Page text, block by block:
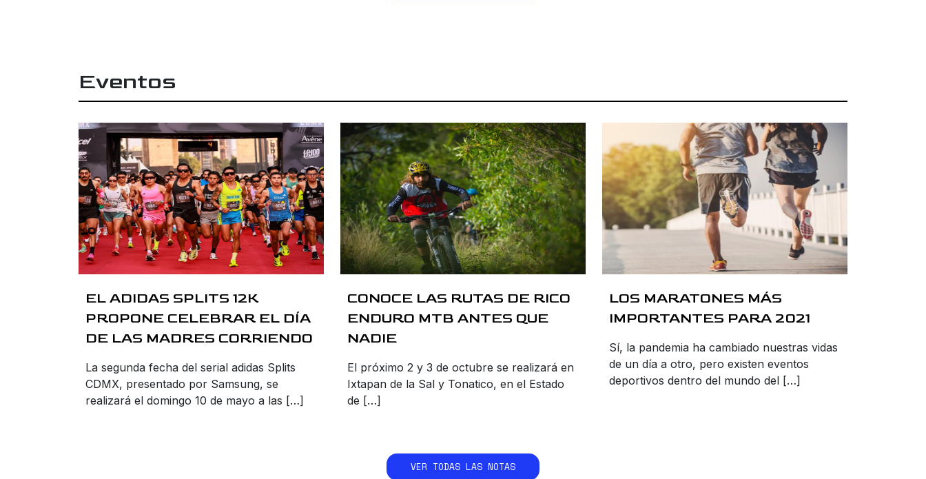
Eventos
EL ADIDAS SPLITS 12K
PROPONE CELEBRAR EL DÍA
DE LAS MADRES CORRIENDO
La segunda fecha del serial adidas Splits
CDMX, presentado por Samsung, se
realizará el domingo 10 de mayo a las […]
CONOCE LAS RUTAS DE RICO
ENDURO MTB ANTES QUE
NADIE
El próximo 2 y 3 de octubre se realizará en
Ixtapan de la Sal y Tonatico, en el Estado
de […]
LOS MARATONES MÁS
IMPORTANTES PARA 2021
Sí, la pandemia ha cambiado nuestras vidas
de un día a otro, pero existen eventos
deportivos dentro del mundo del […]
VER TODAS LAS NOTAS